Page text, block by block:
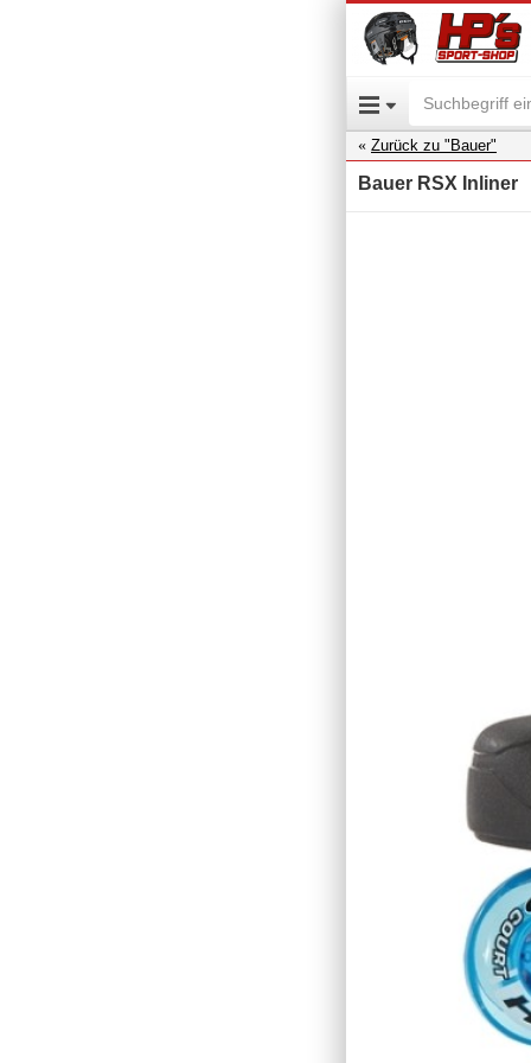
Zurück zu "Bauer"
Bauer RSX Inliner